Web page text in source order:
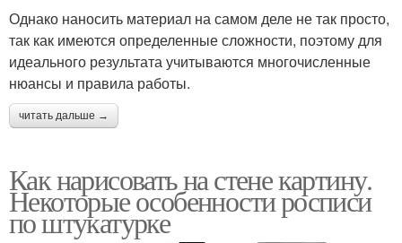
Однако наносить материал на самом деле не так просто,
так как имеются определенные сложности, поэтому для
идеального результата учитываются многочисленные
нюансы и правила работы.
читать дальше →
Как нарисовать на стене картину.
Некоторые особенности росписи
по штукатурке